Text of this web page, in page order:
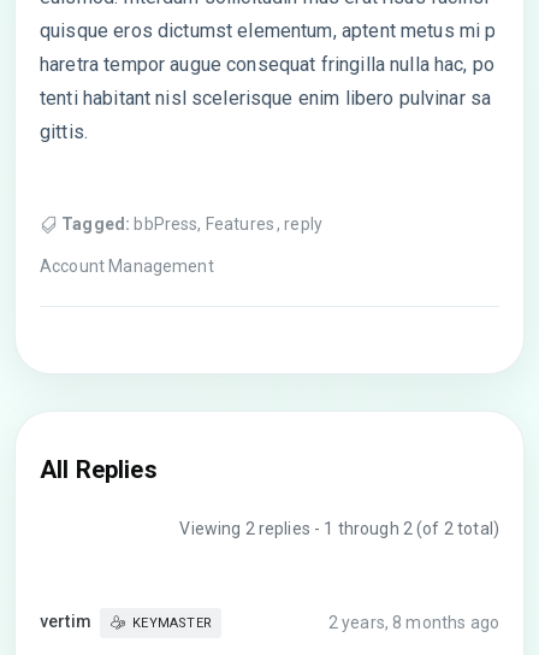
quisque eros dictumst elementum, aptent metus mi p
haretra tempor augue consequat fringilla nulla hac, po
tenti habitant nisl scelerisque enim libero pulvinar sa
gittis.
Tagged: bbPress, Features,reply
Account Management
All Replies
Viewing 2 replies - 1 through 2 (of 2 total)
vertim KEYMASTER 2 years, 8 months ago